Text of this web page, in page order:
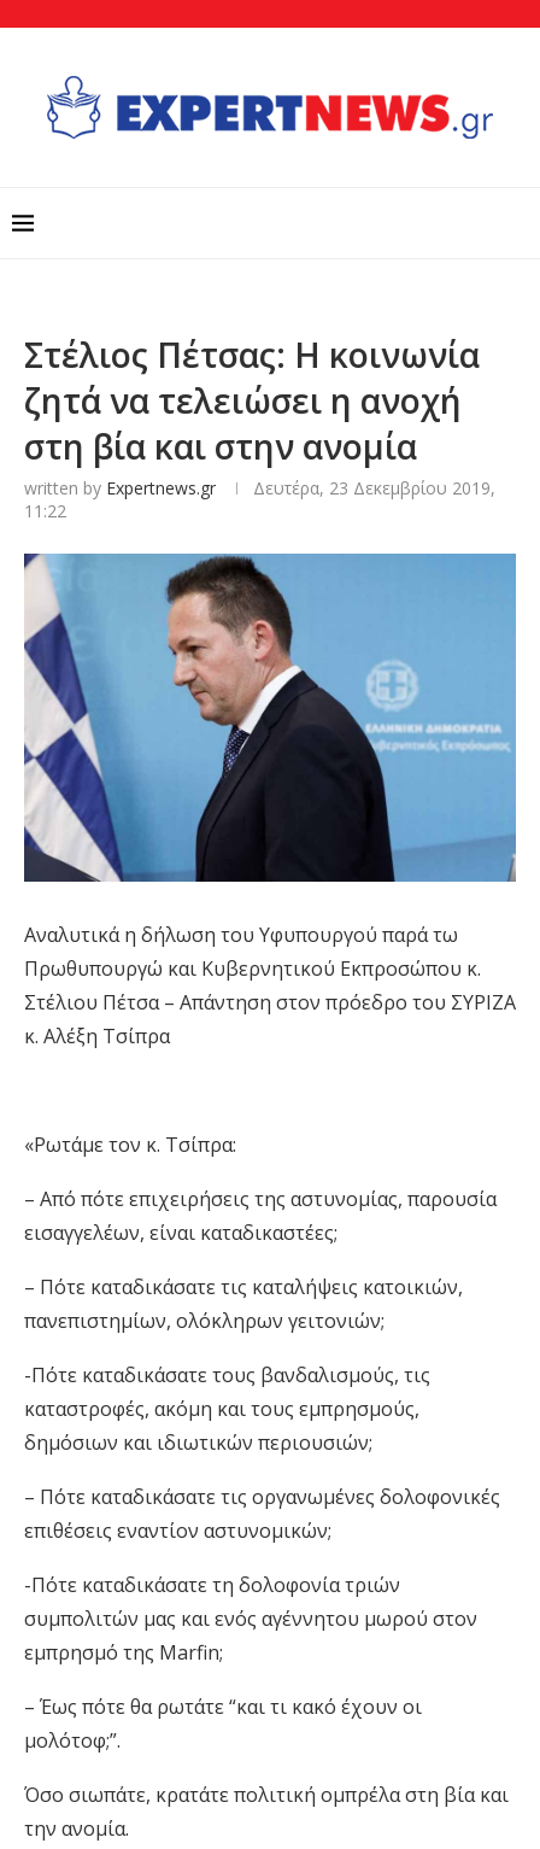
Στέλιος Πέτσας: Η κοινωνία
ζητά να τελειώσει η ανοχή
στη βία και στην ανομία
written by Expertnews.gr
Δευτέρα, 23 Δεκεμβρίου 2019,
11:22
Αναλυτικά η δήλωση του Υφυπουργού παρά τω
Πρωθυπουργώ και Κυβερνητικού Εκπροσώπου κ.
Στέλιου Πέτσα – Απάντηση στον πρόεδρο του ΣΥΡΙΖΑ
κ. Αλέξη Τσίπρα
«Ρωτάμε τον κ. Τσίπρα:
– Από πότε επιχειρήσεις της αστυνομίας, παρουσία
εισαγγελέων, είναι καταδικαστέες;
– Πότε καταδικάσατε τις καταλήψεις κατοικιών,
πανεπιστημίων, ολόκληρων γειτονιών;
-Πότε καταδικάσατε τους βανδαλισμούς, τις
καταστροφές, ακόμη και τους εμπρησμούς,
δημόσιων και ιδιωτικών περιουσιών;
– Πότε καταδικάσατε τις οργανωμένες δολοφονικές
επιθέσεις εναντίον αστυνομικών;
-Πότε καταδικάσατε τη δολοφονία τριών
συμπολιτών μας και ενός αγέννητου μωρού στον
εμπρησμό της Marfin;
– Έως πότε θα ρωτάτε “και τι κακό έχουν οι
μολότοφ;”.
Όσο σιωπάτε, κρατάτε πολιτική ομπρέλα στη βία και
την ανομία.